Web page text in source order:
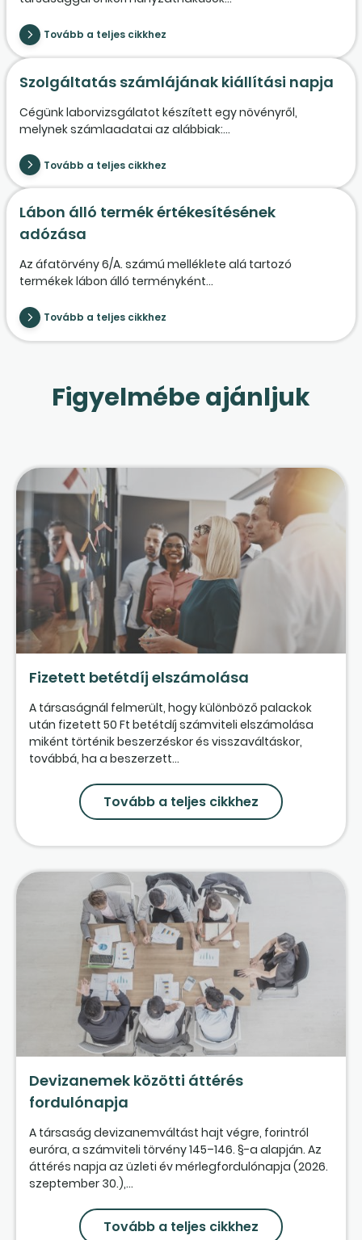
Tovább a teljes cikkhez
Szolgáltatás számlájának kiállítási napja
Cégünk laborvizsgálatot készített egy növényről,
melynek számlaadatai az alábbiak:...
Tovább a teljes cikkhez
Lábon álló termék értékesítésének
adózása
Az áfatörvény 6/A. számú melléklete alá tartozó
termékek lábon álló terményként...
Tovább a teljes cikkhez
Figyelmébe ajánljuk
Fizetett betétdíj elszámolása
A társaságnál felmerült, hogy különböző palackok
után fizetett 50 Ft betétdíj számviteli elszámolása
miként történik beszerzéskor és visszaváltáskor,
továbbá, ha a beszerzett...
Tovább a teljes cikkhez
Devizanemek közötti áttérés
fordulónapja
A társaság devizanemváltást hajt végre, forintról
euróra, a számviteli törvény 145–146. §-a alapján. Az
áttérés napja az üzleti év mérlegfordulónapja (2026.
szeptember 30.),...
Tovább a teljes cikkhez